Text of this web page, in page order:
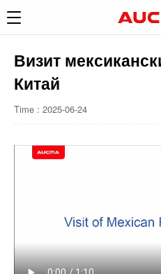
Визит
Китай
Time : 2025-06-24